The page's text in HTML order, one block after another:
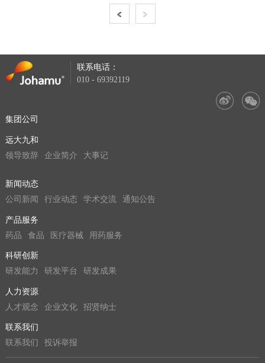
联系电话：
010 - 69392119
集团公司
远大九和
领导致辞
企业简介 大事记
新闻动态
公司新闻
行业动态 学术交流 通知公告
产品服务
药品
食品 医疗器械 用药服务
科研创新
研发能力
研发平台 研发成果
人力资源
人才观念
企业文化 招贤纳士
联系我们
联系我们
投诉举报